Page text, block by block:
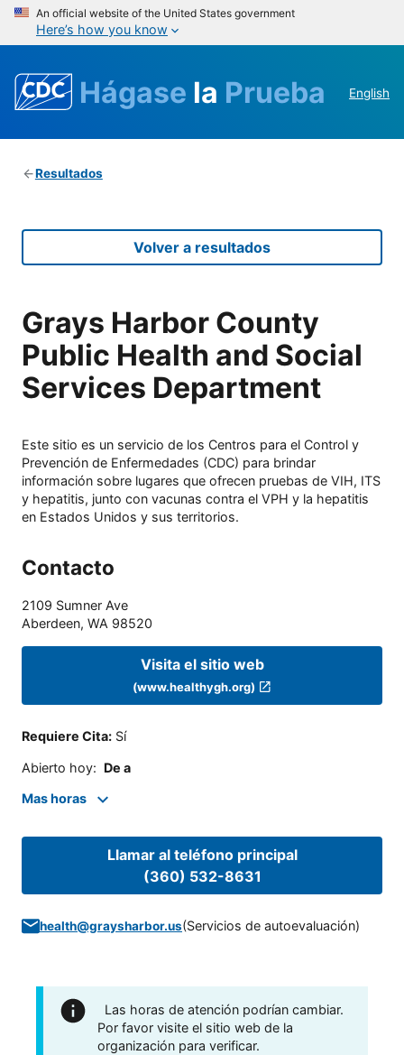
An official website of the United States government
Here’s how you know
Hágase la Prueba English
Resultados
Volver a resultados
Grays Harbor County
Public Health and Social
Services Department
Este sitio es un servicio de los Centros para el Control y
Prevención de Enfermedades (CDC) para brindar
información sobre lugares que ofrecen pruebas de VIH, ITS
y hepatitis, junto con vacunas contra el VPH y la hepatitis
en Estados Unidos y sus territorios.
Contacto
2109 Sumner Ave
Aberdeen, WA 98520
Visita el sitio web
(www.healthygh.org)
Requiere Cita: Sí
Abierto hoy: De a
Mas horas
Llamar al teléfono principal
(360) 532-8631
health@graysharbor.us(Servicios de autoevaluación)
Las horas de atención podrían cambiar.
Por favor visite el sitio web de la
organización para verificar.